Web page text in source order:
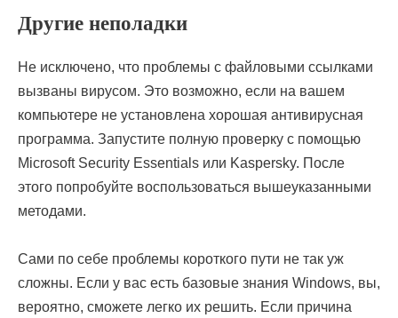
Другие неполадки
Не исключено, что проблемы с файловыми ссылками
вызваны вирусом. Это возможно, если на вашем
компьютере не установлена хорошая антивирусная
программа. Запустите полную проверку с помощью
Microsoft Security Essentials или Kaspersky. После
этого попробуйте воспользоваться вышеуказанными
методами.
Сами по себе проблемы короткого пути не так уж
сложны. Если у вас есть базовые знания Windows, вы,
вероятно, сможете легко их решить. Если причина